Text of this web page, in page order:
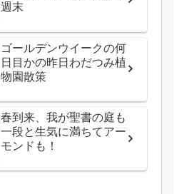
週末
ゴールデンウイークの何
日目かの昨日わだつみ植
物園散策
春到来、我が聖書の庭も
一段と生気に満ちてアー
モンドも！